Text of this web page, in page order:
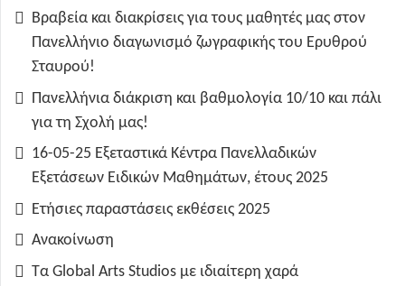
Βραβεία και διακρίσεις για τους μαθητές μας στον
Πανελλήνιο διαγωνισμό ζωγραφικής του Ερυθρού
Σταυρού!
Πανελλήνια διάκριση και βαθμολογία 10/10 και πάλι
για τη Σχολή μας!
16-05-25 Εξεταστικά Κέντρα Πανελλαδικών
Εξετάσεων Ειδικών Μαθημάτων, έτους 2025
Ετήσιες παραστάσεις εκθέσεις 2025
Ανακοίνωση
Τα Global Arts Studios με ιδιαίτερη χαρά